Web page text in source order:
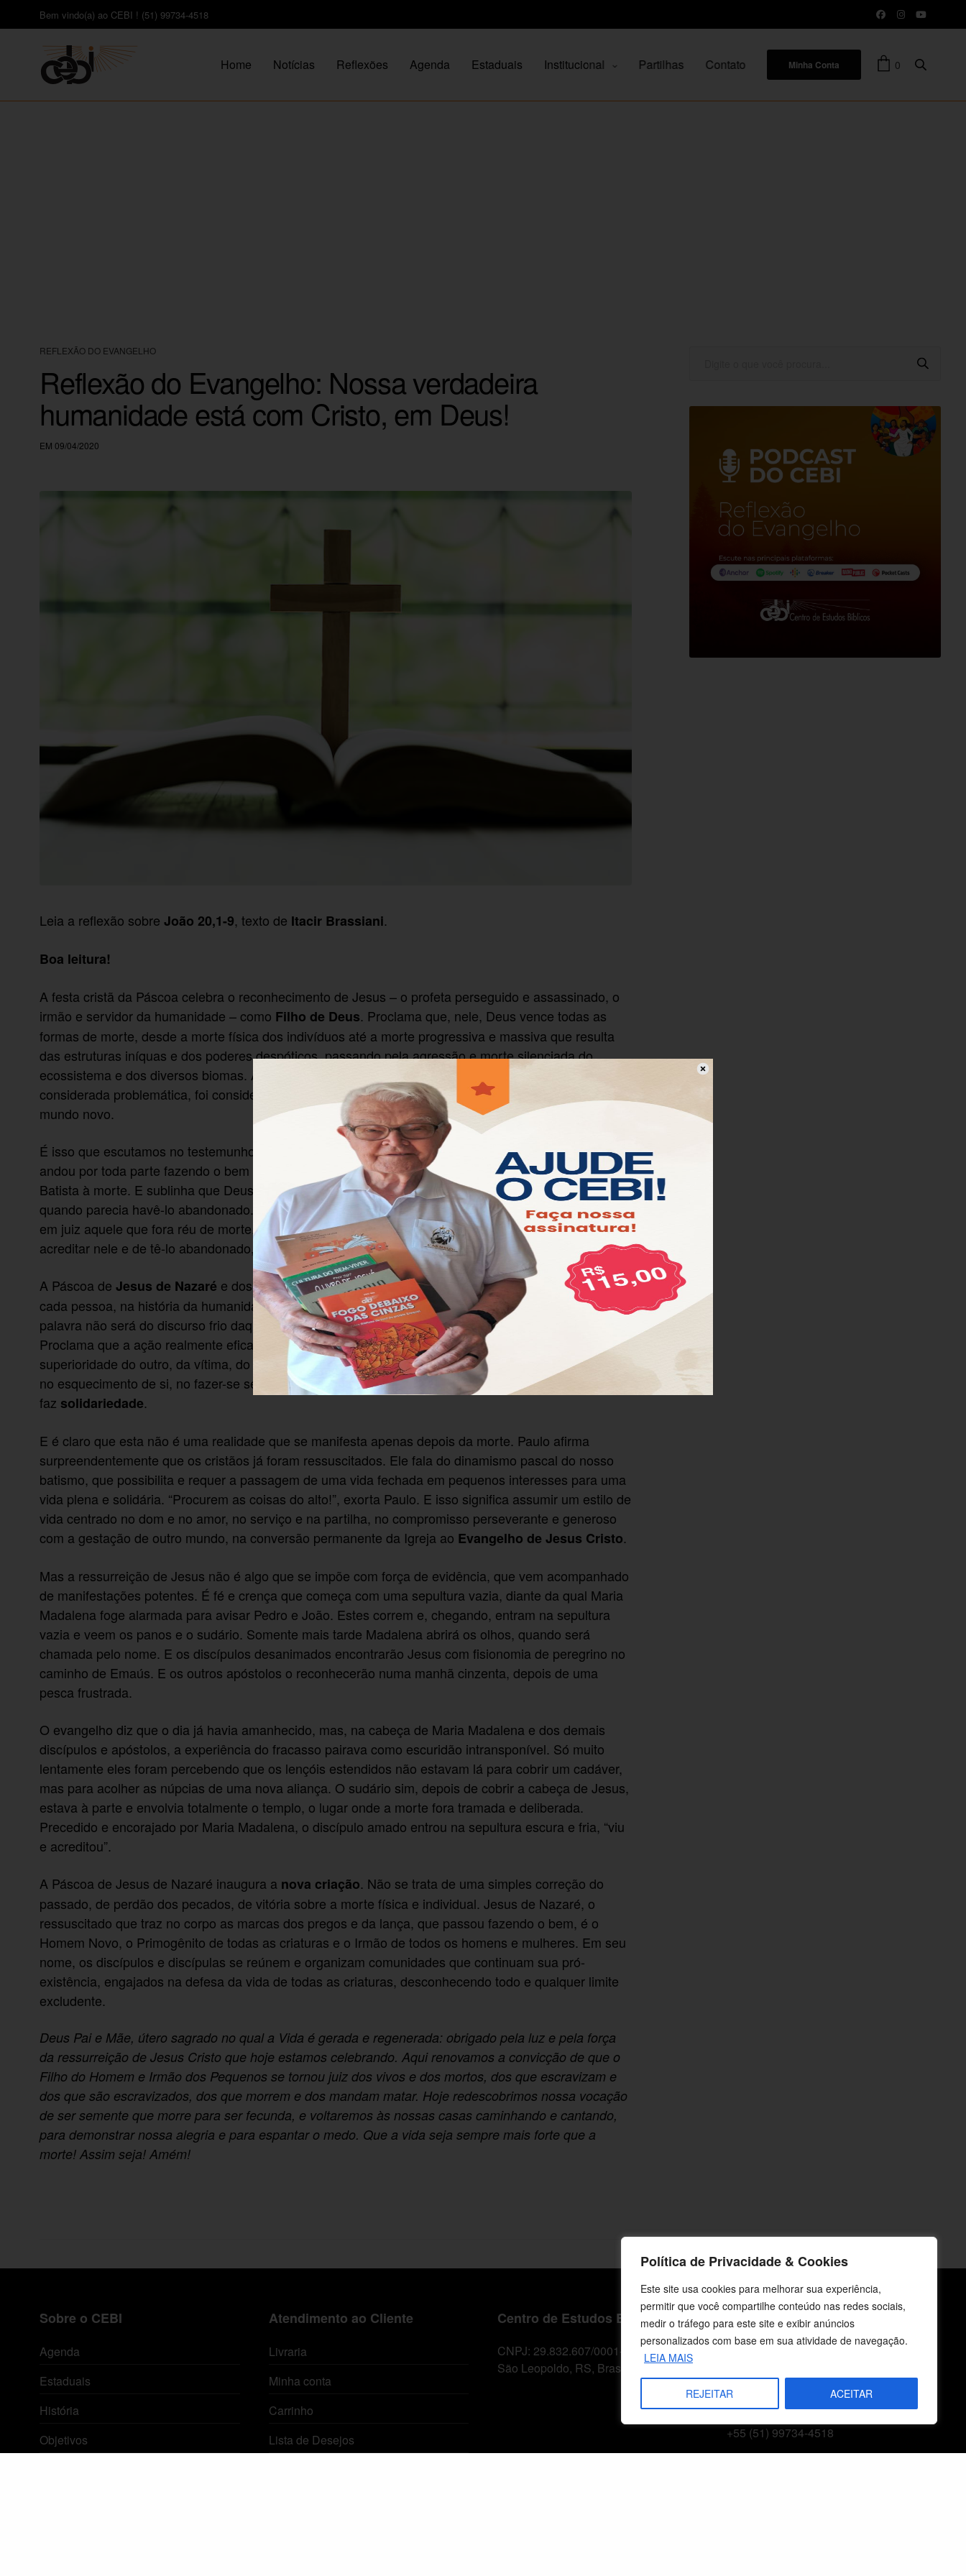
Política de Privacidade & Cookies
Este site usa cookies para melhorar sua experiência,
permitir que você compartilhe conteúdo nas redes sociais,
medir o tráfego para este site e exibir anúncios
personalizados com base em sua atividade de navegação.
LEIA MAIS
REJEITAR ACEITAR
Bem vindo(a) ao CEBI ! (51) 99734-4518
Home Notícias Reflexões Agenda Estaduais Institucional Partilhas Contato Minha Conta 0
REFLEXÃO DO EVANGELHO
Reflexão do Evangelho: Nossa verdadeira
humanidade está com Cristo, em Deus!
EM 09/04/2020
Leia a reflexão sobreJoão 20,1-9, texto de Itacir Brassiani.
Boa leitura!
A festa cristã da Páscoa celebra o reconhecimento de Jesus – o profeta perseguido e assassinado, o
irmão e servidor da humanidade – como Filho de Deus. Proclama que, nele, Deus vence todas as
formas de morte, desde a morte física dos indivíduos até a morte progressiva e massiva que resulta
das estruturas iníquas e dos poderes despóticos, passando pela agressão e morte silenciada do
ecossistema e dos diversos biomas. A páscoa anuncia que Jesus, a pedra sem utilidade e
considerada problemática, foi considerado por Deus como pedra fundamental da construção de um
mundo novo.
É isso que escutamos no testemunho entusiasmado e corajoso de Pedro. Ele recorda que Jesus
andou por toda parte fazendo o bem e agindo sem medo, apesar da violência que havia levado João
Batista à morte. E sublinha que Deus estava com Jesus, inclusive no vazio e no escuro da cruz,
quando parecia havê-lo abandonado. Foi o próprio Deus que o ressuscitou dos mortos e transformou
em juiz aquele que fora réu de morte. E os discípulos da primeira hora, apesar da dificuldade de
acreditar nele e de tê-lo abandonado, são constituídos testemunhas e pregadores desta
Boa Notícia.
A Páscoa deJesus de Nazaré e dos cristãos celebra as infinitas possibilidades escondidas na vida de
cada pessoa, na história da humanidade e no mistério de todas as criaturas. Afirma que a última
palavra não será do discurso frio daqueles que impõem sua injusta ordem e mandam calar os profetas.
Proclama que a ação realmente eficaz e grávida de futuro é aquela que estabelece a absoluta
superioridade do outro, da vítima, do pequeno. Evidencia que a direção certa e o sentido da vida estão
no esquecimento de si, no fazer-se semente de outra vida, no viver uma liberdade que se
faz solidariedade.
E é claro que esta não é uma realidade que se manifesta apenas depois da morte. Paulo afirma
surpreendentemente que os cristãos já foram ressuscitados. Ele fala do dinamismo pascal do nosso
batismo, que possibilita e requer a passagem de uma vida fechada em pequenos interesses para uma
vida plena e solidária. “Procurem as coisas do alto!”, exorta Paulo. E isso significa assumir um estilo de
vida centrado no dom e no amor, no serviço e na partilha, no compromisso perseverante e generoso
com a gestação de outro mundo, na conversão permanente da Igreja ao Evangelho de Jesus Cristo.
Mas a ressurreição de Jesus não é algo que se impõe com força de evidência, que vem acompanhado
de manifestações potentes. É fé e crença que começa com uma sepultura vazia, diante da qual Maria
Madalena foge alarmada para avisar Pedro e João. Estes correm e, chegando, entram na sepultura
vazia e veem os panos e o sudário. Somente mais tarde Madalena abrirá os olhos, quando será
chamada pelo nome. E os discípulos desanimados encontrarão Jesus com fisionomia de peregrino no
caminho de Emaús. E os outros apóstolos o reconhecerão numa manhã cinzenta, depois de uma
pesca frustrada.
O evangelho diz que o dia já havia amanhecido, mas, na cabeça de Maria Madalena e dos demais
discípulos e apóstolos, a experiência do fracasso pairava como escuridão intransponível. Só muito
lentamente eles foram percebendo que os lençóis estendidos não estavam lá para cobrir um cadáver,
mas para acolher as núpcias de uma nova aliança. O sudário sim, depois de cobrir a cabeça de Jesus,
estava à parte e envolvia totalmente o templo, o lugar onde a morte fora tramada e deliberada.
Precedido e encorajado por Maria Madalena, o discípulo amado entrou na sepultura escura e fria, “viu
e acreditou”.
A Páscoa de Jesus de Nazaré inaugura a nova criação. Não se trata de uma simples correção do
passado, de perdão dos pecados, de vitória sobre a morte física e individual. Jesus de Nazaré, o
ressuscitado que traz no corpo as marcas dos pregos e da lança, que passou fazendo o bem, é o
Homem Novo, o Primogênito de todas as criaturas e o Irmão de todos os homens e mulheres. Em seu
nome, os discípulos e discípulas se reúnem e organizam comunidades que continuam sua pró-
existência, engajados na defesa da vida de todas as criaturas, desconhecendo todo e qualquer limite
excludente.
Deus Pai e Mãe, útero sagrado no qual a Vida é gerada e regenerada: obrigado pela luz e pela força
da ressurreição de Jesus Cristo que hoje estamos celebrando. Aqui renovamos a convicção de que o
Filho do Homem e Irmão dos Pequenos se tornou juiz dos vivos e dos mortos, dos que escravizam e
dos que são escravizados, dos que morrem e dos mandam matar. Hoje redescobrimos nossa vocação
de ser semente que morre para ser fecunda, e voltaremos às nossas casas caminhando e cantando,
para demonstrar nossa alegria e para espantar o medo. Que a vida seja sempre mais forte que a
morte! Assim seja! Amém!
Sobre o CEBI
Agenda
Estaduais
História
Objetivos
Atendimento ao Cliente
Livraria
Minha conta
Carrinho
Lista de Desejos
Centro de Estudos Bíblicos
CNPJ: 29.832.607/0001-10
São Leopoldo, RS, Brasil
Fale Conosco
+55 (51) 99734-4518